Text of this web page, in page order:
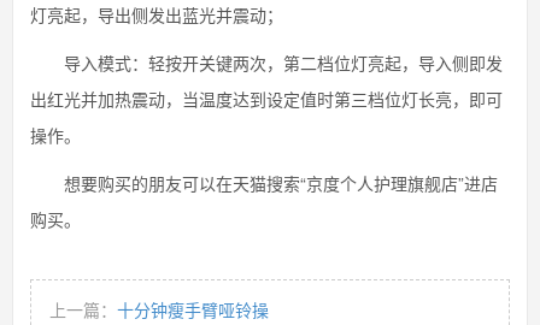
灯亮起，导出侧发出蓝光并震动；
导入模式：轻按开关键两次，第二档位灯亮起，导入侧即发
出红光并加热震动，当温度达到设定值时第三档位灯长亮，即可
操作。
想要购买的朋友可以在天猫搜索“京度个人护理旗舰店”进店
购买。
上一篇： 十分钟瘦手臂哑铃操